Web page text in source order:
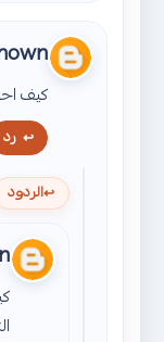
كيف
رد
الردود